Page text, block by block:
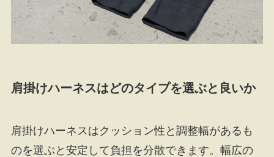
肩掛けハーネスはどのタイプを選ぶと良いか
肩掛けハーネスはクッション性と調整幅があるも
のを選ぶと安定して負担を分散できます。幅広の